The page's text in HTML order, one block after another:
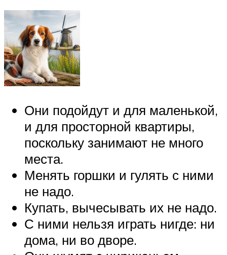
Они подойдут и для маленькой,
и для просторной квартиры,
поскольку занимают не много
места.
Менять горшки и гулять с ними
не надо.
Купать, вычесывать их не надо.
С ними нельзя играть нигде: ни
дома, ни во дворе.